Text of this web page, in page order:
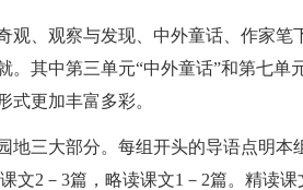
观、观察与发现、中外童话、作家笔
其中第三单元“中外童话”和第七单
式更加丰富多彩。
地三大部分。每组开头的导语点明本
文2－3篇，略读课文1－2篇。精读课